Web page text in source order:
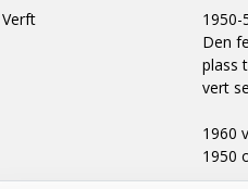
Den
plass
vert
1960
1950